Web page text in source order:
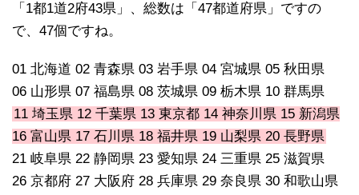
「1都1道2府43県」、総数は「47都道府県」ですの
で、47個ですね。
01 北海道 02 青森県 03 岩手県 04 宮城県 05 秋田県
06 山形県 07 福島県 08 茨城県 09 栃木県 10 群馬県
11 埼玉県 12 千葉県 13 東京都 14 神奈川県 15 新潟県
16 富山県 17 石川県 18 福井県 19 山梨県 20 長野県
21 岐阜県 22 静岡県 23 愛知県 24 三重県 25 滋賀県
26 京都府 27 大阪府 28 兵庫県 29 奈良県 30 和歌山県